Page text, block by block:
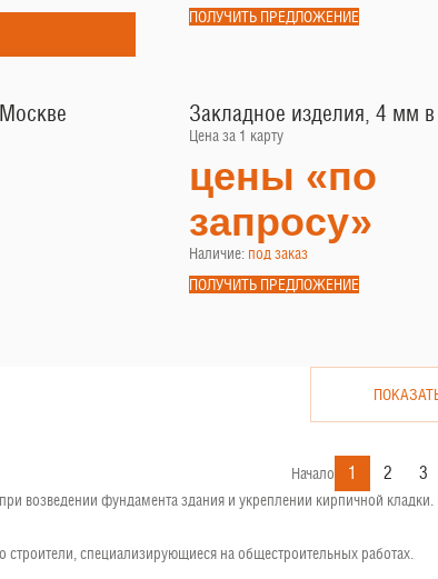
ПОЛУЧИТЬ ПРЕДЛОЖЕНИЕ
Закладное изделия, 4 мм
Цена за 1 карту
цены «по
запросу»
Наличие: под заказ
ПОЛУЧИТЬ ПРЕДЛОЖЕНИЕ
Начало 1 2 3
возведении фундамента здания и укреплении кирпичной кладки.
строители, специализирующиеся на общестроительных работах.